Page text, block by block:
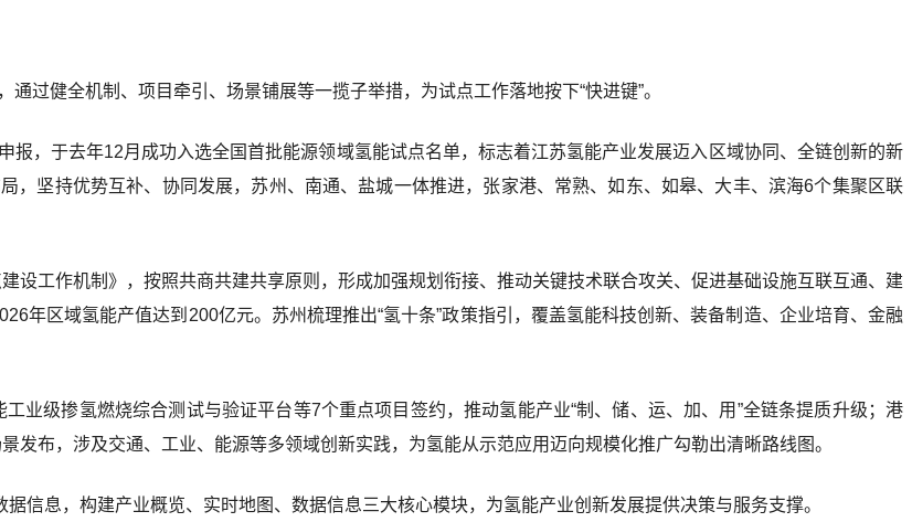
过健全机制、项目牵引、场景铺展等一揽子举措，为试点工作落地按下“快进键”。
报，于去年12月成功入选全国首批能源领域氢能试点名单，标志着江苏氢能产业发展迈入区域协同、全链创新的新
，坚持优势互补、协同发展，苏州、南通、盐城一体推进，张家港、常熟、如东、如皋、大丰、滨海6个集聚区联
设工作机制》，按照共商共建共享原则，形成加强规划衔接、推动关键技术联合攻关、促进基础设施互联互通、建
年区域氢能产值达到200亿元。苏州梳理推出“氢十条”政策指引，覆盖氢能科技创新、装备制造、企业培育、金融
业级掺氢燃烧综合测试与验证平台等7个重点项目签约，推动氢能产业“制、储、运、加、用”全链条提质升级；港
发布，涉及交通、工业、能源等多领域创新实践，为氢能从示范应用迈向规模化推广勾勒出清晰路线图。
信息，构建产业概览、实时地图、数据信息三大核心模块，为氢能产业创新发展提供决策与服务支撑。